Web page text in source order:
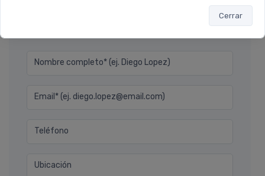
Cerrar
Nombre completo* (ej. Diego Lopez)
Email* (ej. diego.lopez@email.com)
Teléfono
Ubicación